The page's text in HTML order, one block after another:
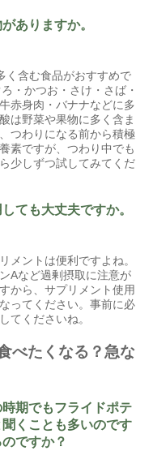
ありますか。
く含む食品がおすすめで
・かつお・さけ・さば・
赤身肉・バナナなどに多
は野菜や果物に多く含ま
つわりになる前から積極
素ですが、つわり中でも
少しずつ試してみてくだ
ても大丈夫ですか。
メントは便利ですよね。
Aなど過剰摂取に注意が
から、サプリメント使用
ってください。事前に必
てくださいね。
べたくなる？急な
期でもフライドポテ
聞くことも多いのです
ですか？